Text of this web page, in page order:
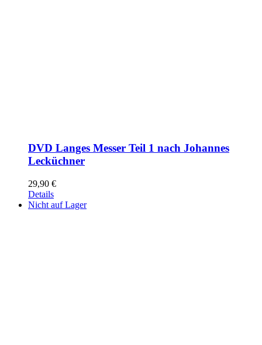
DVD Langes Messer Teil 1 nach Johannes
Lecküchner
29,90 €
Details
Nicht auf Lager